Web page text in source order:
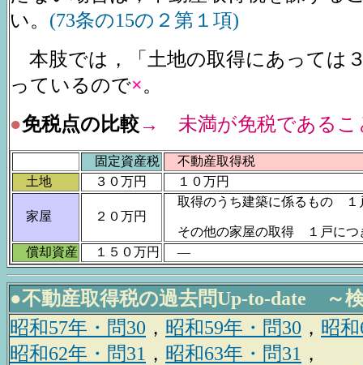
い。 (73条の15の２第１項)
本肢では，「土地の取得にあっては
っているので×。
●免税点の比較→ 未満が免税であるこ
固定資産税
不動産取得税
土地
３０万円 １０万円
家屋 ２０万円
取得のうち建築に係るもの １
その他の家屋の取得 １戸につ
償却資産
１５０万円 ―
●不動産取得税の過去問Up-to-date ～
昭和57年・問30 ， 昭和59年・問30 ， 昭
昭和62年・問31 ， 昭和63年・問31 ，